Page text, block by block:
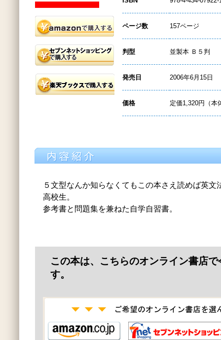
ページ数 157ページ
判型 並製本 Ｂ５判
発売日 2006年6月15日
価格 定価1,320円（本
５文型なんか知らなくてもこの本さえ読めば英
高校生。
参考書と問題集を兼ねた自学自習書。
この本は、こちらのオンライン書店
す。